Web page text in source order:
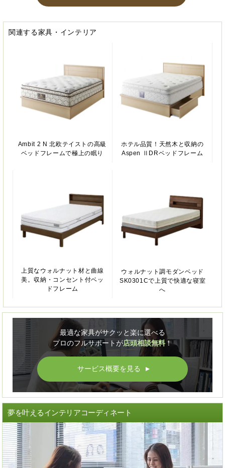
関連する家具・インテリア
Ambit 2 N 北欧テイストの高級
ベッドフレームで極上の眠り
ホテル品質！天然木と収納の
Aspen ⅡDRベッドフレーム
上質なウォルナット材と曲線
美。収納・コンセント付ベッ
ドフレーム
ウォルナット調モダンベッド
SK0301Cで上質で快適な寝室
へ
最適な家具がサクッと楽に選べる
プロのフルサポートが店頭相談無料！
サービス概要を見る ▲
夢を叶えるインテリアコーディネート